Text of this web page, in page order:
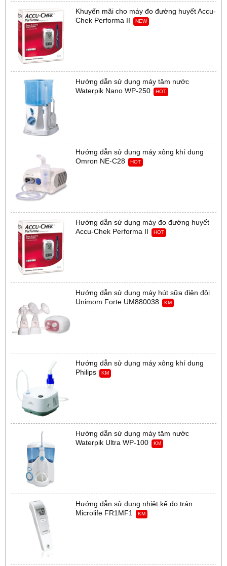
Khuyến mãi cho máy đo đường huyết Accu-
Chek Performa II
NEW
Hướng dẫn sử dụng máy tăm nước
Waterpik Nano WP-250
HOT
Hướng dẫn sử dụng máy xông khí dung
Omron NE-C28
HOT
Hướng dẫn sử dụng máy đo đường huyết
Accu-Chek Performa II
HOT
Hướng dẫn sử dụng máy hút sữa điện đôi
Unimom Forte UM880038
KM
Hướng dẫn sử dụng máy xông khí dung
Philips
KM
Hướng dẫn sử dụng máy tăm nước
Waterpik Ultra WP-100
KM
Hướng dẫn sử dụng nhiệt kế đo trán
Microlife FR1MF1
KM